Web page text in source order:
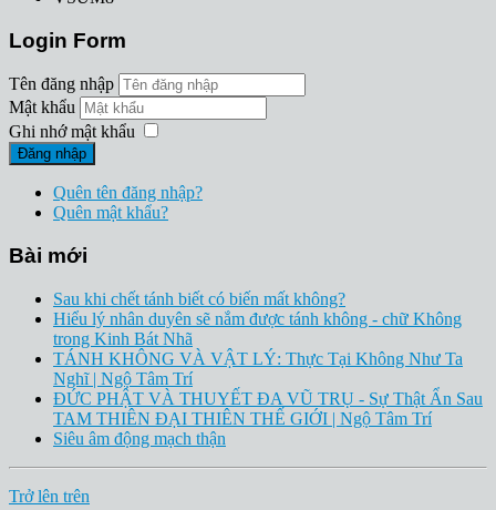
Login Form
Tên đăng nhập
Mật khẩu
Ghi nhớ mật khẩu
Đăng nhập
Quên tên đăng nhập?
Quên mật khẩu?
Bài mới
Sau khi chết tánh biết có biến mất không?
Hiểu lý nhân duyên sẽ nắm được tánh không - chữ Không
trong Kinh Bát Nhã
TÁNH KHÔNG VÀ VẬT LÝ: Thực Tại Không Như Ta
Nghĩ | Ngộ Tâm Trí
ĐỨC PHẬT VÀ THUYẾT ĐA VŨ TRỤ - Sự Thật Ẩn Sau
TAM THIÊN ĐẠI THIÊN THẾ GIỚI | Ngộ Tâm Trí
Siêu âm động mạch thận
Trở lên trên